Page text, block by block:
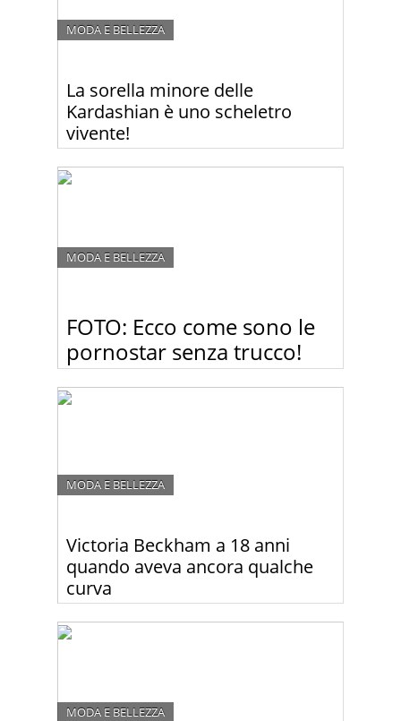
La sorella minore delle
Kardashian è uno scheletro
vivente!
MODA E BELLEZZA
per le curve generose. Infatti, a differenza delle sue
sorelle maggiori, la 17enne Kendal spesso viene
FOTO: Ecco come sono le
pornostar senza trucco!
MODA E BELLEZZA
porno!
Victoria Beckham a 18 anni
quando aveva ancora qualche
curva
MODA E BELLEZZA
aveva ancora qualche curva e qualche chilo in più.
MODA E BELLEZZA